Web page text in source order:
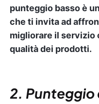
punteggio basso è
che ti invita ad
migliorare il servizio
qualità dei prodotti.
2. Punteggio